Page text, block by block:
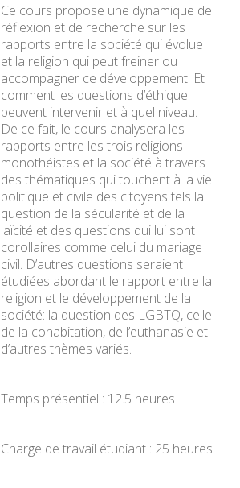
Ce cours propose une dynamique de
réflexion et de recherche sur les
rapports entre la société qui évolue
et la religion qui peut freiner ou
accompagner ce développement. Et
comment les questions d’éthique
peuvent intervenir et à quel niveau.
De ce fait, le cours analysera les
rapports entre les trois religions
monothéistes et la société à travers
des thématiques qui touchent à la vie
politique et civile des citoyens tels la
question de la sécularité et de la
laïcité et des questions qui lui sont
corollaires comme celui du mariage
civil. D’autres questions seraient
étudiées abordant le rapport entre la
religion et le développement de la
société: la question des LGBTQ, celle
de la cohabitation, de l’euthanasie et
d’autres thèmes variés.
Temps présentiel : 12.5 heures
Charge de travail étudiant : 25 heures